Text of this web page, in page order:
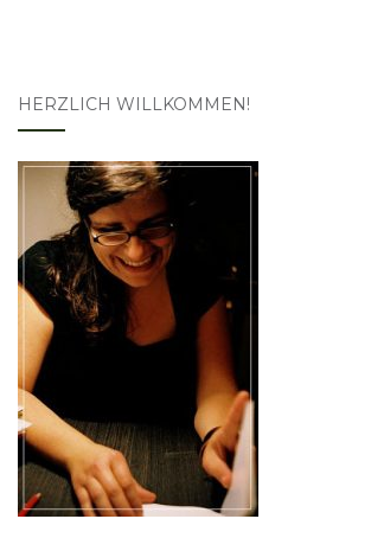
HERZLICH WILLKOMMEN!